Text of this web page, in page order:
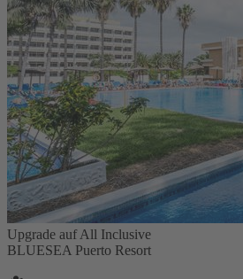
Upgrade auf All Inclusive
BLUESEA Puerto Resort